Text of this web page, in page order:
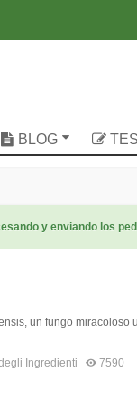
BLOG
y enviando los
un fungo miracoloso
Ingredienti 7590